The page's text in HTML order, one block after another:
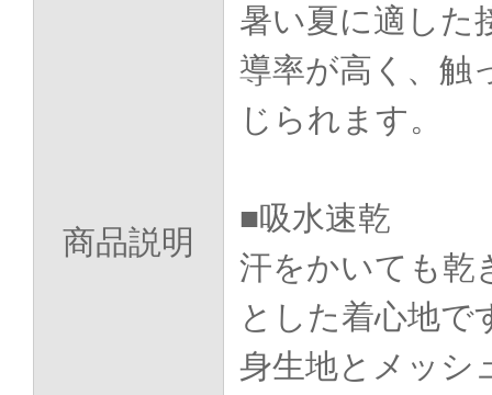
商品説明
暑い夏に適した
導率が高く、触
じられます。
■吸水速乾
汗をかいても乾
とした着心地で
身生地とメッシ